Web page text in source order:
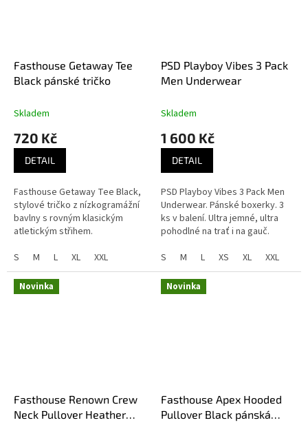
Fasthouse Getaway Tee
Black pánské tričko
Skladem
720 Kč
DETAIL
Fasthouse Getaway Tee Black,
stylové tričko z nízkogramážní
bavlny s rovným klasickým
atletickým střihem.
S
M L XL XXL
PSD Playboy Vibes 3 Pack
Men Underwear
Skladem
1 600 Kč
DETAIL
PSD Playboy Vibes 3 Pack Men
Underwear. Pánské boxerky. 3
ks v balení. Ultra jemné, ultra
pohodlné na trať i na gauč.
S
M L XS XL XXL
Novinka
Fasthouse Renown Crew
Neck Pullover Heather
Novinka
Fasthouse Apex Hooded
Pullover Black pánská